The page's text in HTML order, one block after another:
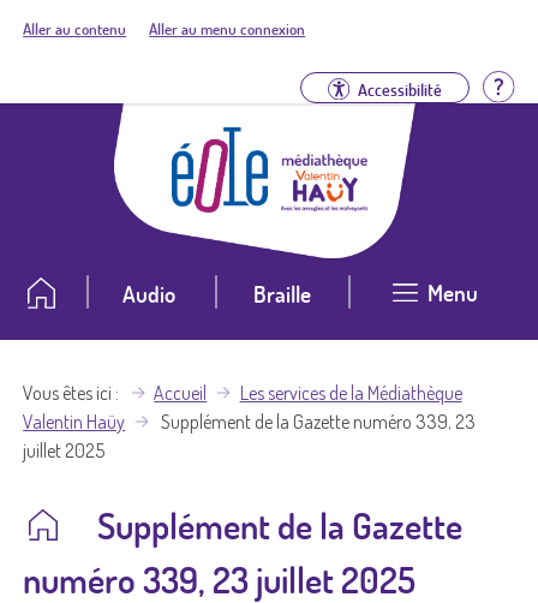
Aller au contenu Aller au menu connexion
Accessibilité
Audio Braille Menu
Vous êtes ici Accueil
Les services de la Médiathèque
Valentin Haüy
Supplément de la Gazette numéro 339, 23
juillet 2025
Supplément de la Gazette
numéro 339, 23 juillet 2025